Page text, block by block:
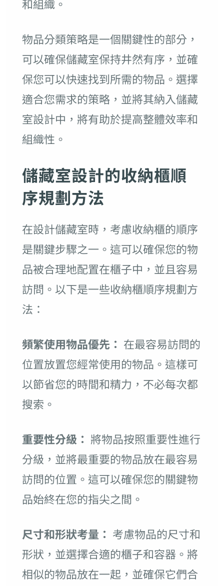
和組織。
物品分類策略是一個關鍵性的部分，
可以確保儲藏室保持井然有序，並確
保您可以快速找到所需的物品。選擇
適合您需求的策略，並將其納入儲藏
室設計中，將有助於提高整體效率和
組織性。
儲藏室設計的收納櫃順
序規劃方法
在設計儲藏室時，考慮收納櫃的順序
是關鍵步驟之一。這可以確保您的物
品被合理地配置在櫃子中，並且容易
訪問。以下是一些收納櫃順序規劃方
法：
頻繁使用物品優先： 在最容易訪問的
位置放置您經常使用的物品。這樣可
以節省您的時間和精力，不必每次都
搜索。
重要性分級： 將物品按照重要性進行
分級，並將最重要的物品放在最容易
訪問的位置。這可以確保您的關鍵物
品始終在您的指尖之間。
尺寸和形狀考量： 考慮物品的尺寸和
形狀，並選擇合適的櫃子和容器。將
相似的物品放在一起，並確保它們合